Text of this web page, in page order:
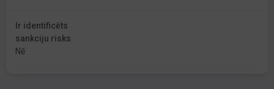
Ir identificēts
sankciju risks
Nē